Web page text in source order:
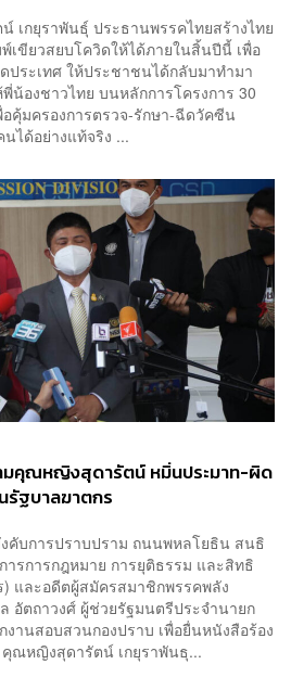
เกยุราพันธุ์ ประธานพรรคไทยสร้างไทย
เขียวสยบโควิดให้ได้ภายในสิ้นปีนี้ เพื่อ
ประเทศ ให้ประชาชนได้กลับมาทำมา
น้องชาวไทย บนหลักการโครงการ 30
คุ้มครองการตรวจ-รักษา-ฉีดวัคซีน
ได้อย่างแท้จริง ...
คุณหญิงสุดารัตน์ หมิ่นประมาท-ผิด
รัฐบาลฆาตกร
คับการปราบปราม ถนนพหลโยธิน สนธิ
รการกฎหมาย การยุติธรรม และสิทธิ
และอดีตผู้สมัครสมาชิกพรรคพลัง
อัตถาวงศ์ ผู้ช่วยรัฐมนตรีประจำนายก
านสอบสวนกองปราบ เพื่อยื่นหนังสือร้อง
ณหญิงสุดารัตน์ เกยุราพันธุ...